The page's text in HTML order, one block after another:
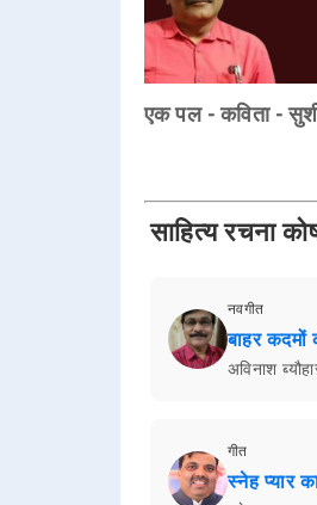
एक पल - कविता -
साहित्य रचना
नवगीत
बाहर
अविनाश
गीत
स्नेह प्यार